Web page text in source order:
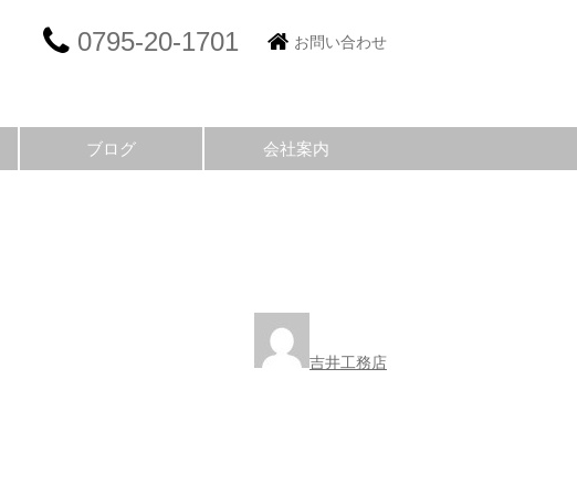
0795-20-1701 お問い合わせ
ブログ 会社案内
吉井工務店